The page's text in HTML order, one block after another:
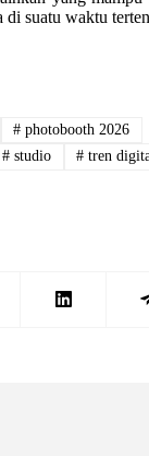
di suatu waktu
# photobooth 2026
#studio # tren